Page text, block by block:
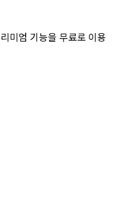
미엄 기능을 무료로 이용